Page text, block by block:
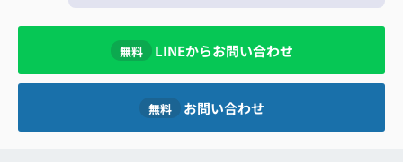
無料 LINEからお問い合わせ
無料 お問い合わせ